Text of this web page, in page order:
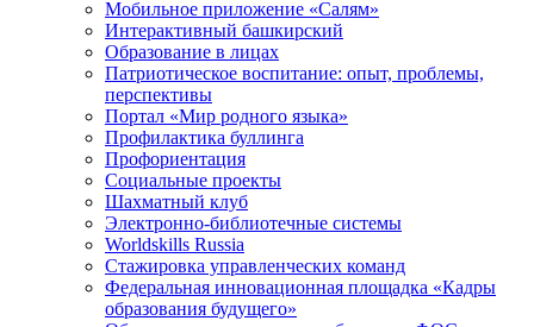
Мобильное приложение «Салям»
Интерактивный башкирский
Образование в лицах
Патриотическое воспитание: опыт, проблемы,
перспективы
Портал «Мир родного языка»
Профилактика буллинга
Профориентация
Социальные проекты
Шахматный клуб
Электронно-библиотечные системы
Worldskills Russia
Стажировка управленческих команд
Федеральная инновационная площадка «Кадры
образования будущего»